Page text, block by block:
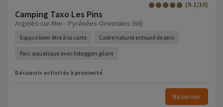
Camping Taxo Les Pins
(9.1/10)
Argelès-sur-Mer - Pyrénées-Orientales (66)
Espace bien-être à la carte Cadre naturel entouré de pins
Parc aquatique avec toboggan géant
Découvrir activités à proximité
Réserver